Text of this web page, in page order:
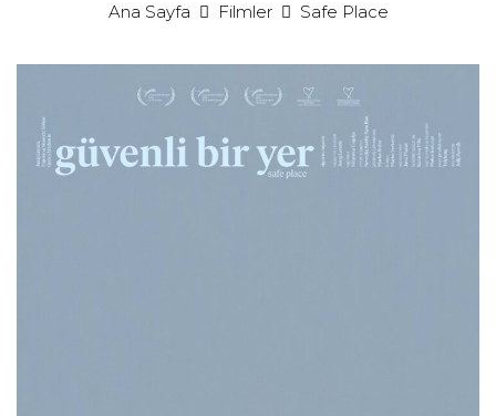
Ana Sayfa Filmler Safe Place